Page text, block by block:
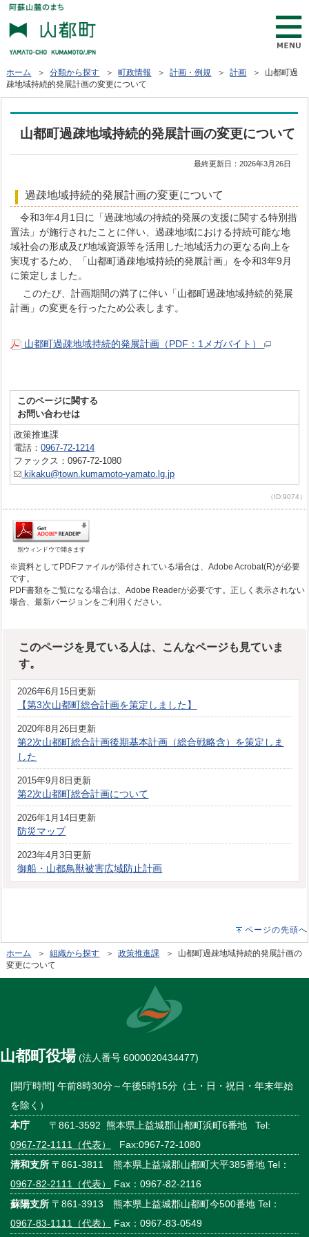
ホーム ＞分類から探す ＞町政情報 ＞計画・例規 ＞計画 ＞ 山都町過
疎地域持続的発展計画の変更について
山都町過疎地域持続的発展計画の変更について
最終更新日：2026年3月26日
過疎地域持続的発展計画の変更について
令和3年4月1日に「過疎地域の持続的発展の支援に関する特別措
置法」が施行されたことに伴い、過疎地域における持続可能な地
域社会の形成及び地域資源等を活用した地域活力の更なる向上を
実現するため、「山都町過疎地域持続的発展計画」を令和3年9月
に策定しました。
このたび、計画期間の満了に伴い「山都町過疎地域持続的発展
計画」の変更を行ったため公表します。
山都町過疎地域持続的発展計画（PDF：1メガバイト）
このページに関する
お問い合わせは
政策推進課
電話：0967-72-1214
ファックス：0967-72-1080
kikaku@town.kumamoto-yamato.lg.jp
（ID:9074）
別ウィンドウで開きます
※資料としてPDFファイルが添付されている場合は、Adobe Acrobat(R)が必要
です。
PDF書類をご覧になる場合は、Adobe Readerが必要です。正しく表示されない
場合、最新バージョンをご利用ください。
このページを見ている人は、こんなページも見ていま
す。
2026年6月15日更新
【第3次山都町総合計画を策定しました】
2020年8月26日更新
第2次山都町総合計画後期基本計画（総合戦略含）を策定しま
した
2015年9月8日更新
第2次山都町総合計画について
2026年1月14日更新
防災マップ
2023年4月3日更新
御船・山都鳥獣被害広域防止計画
ページの先頭へ
ホーム ＞組織から探す ＞政策推進課
＞ 山都町過疎地域持続的発展計画の
変更について
山都町役場(法人番号 6000020434477)
[開庁時間] 午前8時30分～午後5時15分（土・日・祝日・年末年始
を除く）
本庁 〒861-3592 熊本県上益城郡山都町浜町6番地 Tel:
0967-72-1111（代表）
Fax:0967-72-1080
清和支所 〒861-3811 熊本県上益城郡山都町大平385番地 Tel：
0967-82-2111（代表）
Fax：0967-82-2116
蘇陽支所 〒861-3913 熊本県上益城郡山都町今500番地 Tel：
0967-83-1111（代表）
Fax：0967-83-0549